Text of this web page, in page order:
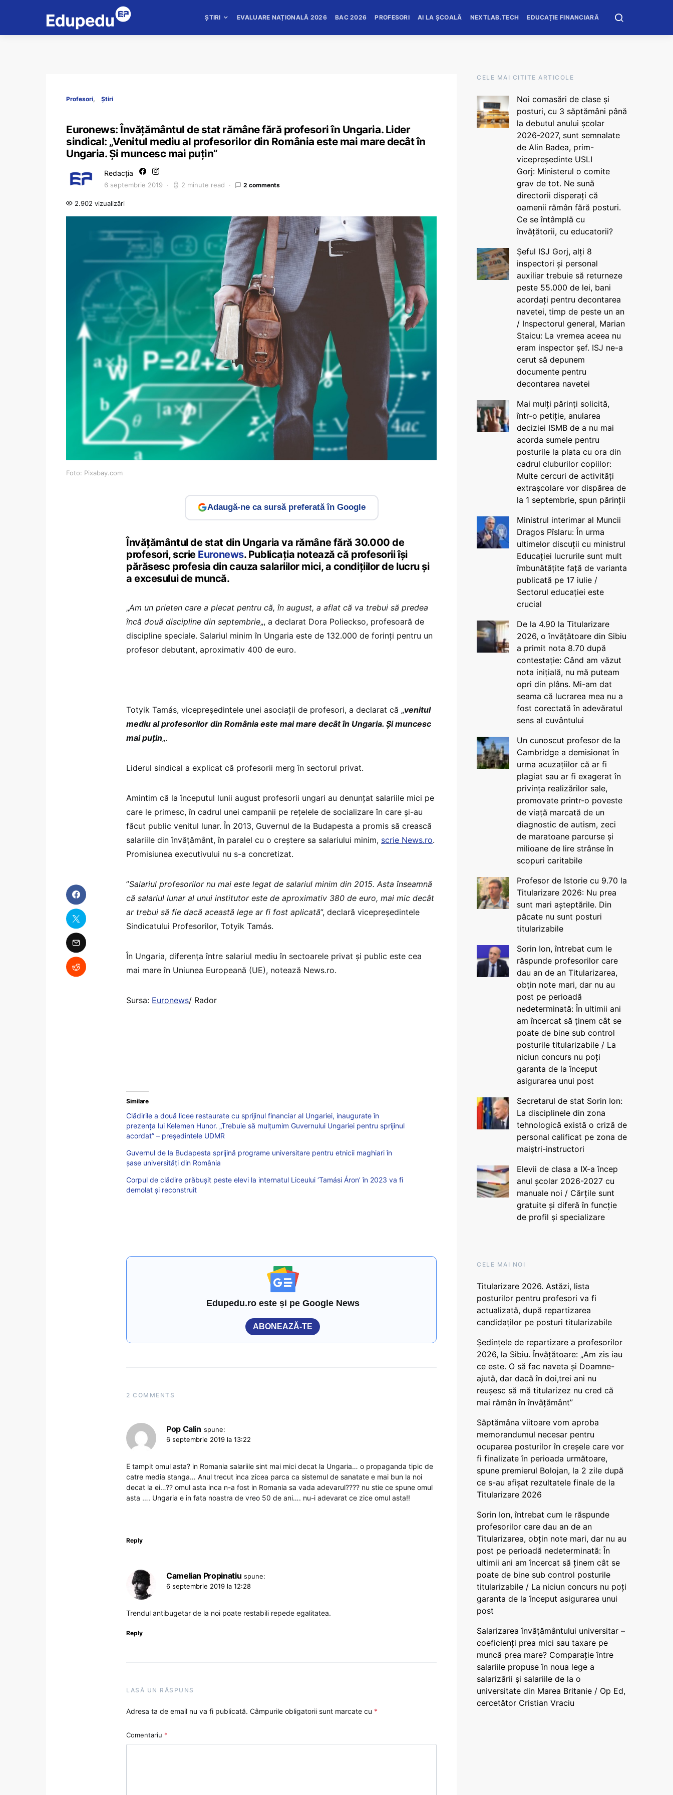
ȘTIRI EVALUARE NAȚIONALĂ 2026 BAC 2026 PROFESORI AI LA ȘCOALĂ NEXTLAB.TECH EDUCAȚIE FINANCIARĂ
Profesori Știri
Euronews: Învățământul de stat rămâne fără profesori în Ungaria. Lider
sindical: „Venitul mediu al profesorilor din România este mai mare decât în
Ungaria. Și muncesc mai puțin”
Redacția
6 septembrie 2019 2 minute read 2 comments
2.902 vizualizări
Foto: Pixabay.com
Adaugă-ne ca sursă preferată în Google
Învățământul de stat din Ungaria va rămâne fără 30.000 de
profesori, scrie Euronews. Publicația notează că profesorii își
părăsesc profesia din cauza salariilor mici, a condițiilor de lucru și
a excesului de muncă.
„Am un prieten care a plecat pentru că, în august, a aflat că va trebui să predea
încă două discipline din septembrie„, a declarat Dora Polieckso, profesoară de
discipline speciale. Salariul minim în Ungaria este de 132.000 de forinți pentru un
profesor debutant, aproximativ 400 de euro.
Totyik Tamás, vicepreşedintele unei asociații de profesori, a declarat că „venitul
mediu al profesorilor din România este mai mare decât în Ungaria. Și muncesc
mai puțin„.
Liderul sindical a explicat că profesorii merg în sectorul privat.
Amintim că la începutul lunii august profesorii ungari au denunțat salariile mici pe
care le primesc, în cadrul unei campanii pe rețelele de socializare în care şi-au
făcut public venitul lunar. În 2013, Guvernul de la Budapesta a promis să crească
salariile din învățământ, în paralel cu o creştere sa salariului minim, scrie News.ro.
Promisiunea executivului nu s-a concretizat.
”Salariul profesorilor nu mai este legat de salariul minim din 2015. Asta înseamnă
că salariul lunar al unui institutor este de aproximativ 380 de euro, mai mic decât
ar trebui să fie dacă această lege ar fi fost aplicată”, declară vicepreşedintele
Sindicatului Profesorilor, Totyik Tamás.
În Ungaria, diferența între salariul mediu în sectoarele privat şi public este cea
mai mare în Uniunea Europeană (UE), notează News.ro.
Sursa: Euronews/ Rador
Similare
Clădirile a două licee restaurate cu sprijinul financiar al Ungariei, inaugurate în
prezența lui Kelemen Hunor. „Trebuie să mulțumim Guvernului Ungariei pentru sprijinul
acordat” – președintele UDMR
Guvernul de la Budapesta sprijină programe universitare pentru etnicii maghiari în
șase universități din România
Corpul de clădire prăbuşit peste elevi la internatul Liceului ‘Tamási Áron’ în 2023 va fi
demolat şi reconstruit
Edupedu.ro este și pe Google News
ABONEAZĂ-TE
2 COMMENTS
Pop Calin spune:
6 septembrie 2019 la 13:22
E tampit omul asta? in Romania salariile sint mai mici decat la Ungaria… o propaganda tipic de
catre media stanga… Anul trecut inca zicea parca ca sistemul de sanatate e mai bun la noi
decat la ei…?? omul asta inca n-a fost in Romania sa vada adevarul???? nu stie ce spune omul
asta …. Ungaria e in fata noastra de vreo 50 de ani…. nu-i adevarat ce zice omul asta!!
Reply
Camelian Propinatiu spune:
6 septembrie 2019 la 12:28
Trendul antibugetar de la noi poate restabili repede egalitatea.
Reply
LASĂ UN RĂSPUNS
Adresa ta de email nu va fi publicată. Câmpurile obligatorii sunt marcate cu *
Comentariu *
CELE MAI CITITE ARTICOLE
Noi comasări de clase și
posturi, cu 3 săptămâni până
la debutul anului școlar
2026-2027, sunt semnalate
de Alin Badea, prim-
vicepreședinte USLI
Gorj: Ministerul o comite
grav de tot. Ne sună
directorii disperați că
oamenii rămân fără posturi.
Ce se întâmplă cu
învățătorii, cu educatorii?
Șeful ISJ Gorj, alți 8
inspectori și personal
auxiliar trebuie să returneze
peste 55.000 de lei, bani
acordați pentru decontarea
navetei, timp de peste un an
/ Inspectorul general, Marian
Staicu: La vremea aceea nu
eram inspector șef. ISJ ne-a
cerut să depunem
documente pentru
decontarea navetei
Mai mulți părinți solicită,
într-o petiție, anularea
deciziei ISMB de a nu mai
acorda sumele pentru
posturile la plata cu ora din
cadrul cluburilor copiilor:
Multe cercuri de activități
extrașcolare vor dispărea de
la 1 septembrie, spun părinții
Ministrul interimar al Muncii
Dragos Pîslaru: În urma
ultimelor discuții cu ministrul
Educației lucrurile sunt mult
îmbunătățite față de varianta
publicată pe 17 iulie /
Sectorul educației este
crucial
De la 4.90 la Titularizare
2026, o învățătoare din Sibiu
a primit nota 8.70 după
contestație: Când am văzut
nota inițială, nu mă puteam
opri din plâns. Mi-am dat
seama că lucrarea mea nu a
fost corectată în adevăratul
sens al cuvântului
Un cunoscut profesor de la
Cambridge a demisionat în
urma acuzațiilor că ar fi
plagiat sau ar fi exagerat în
privința realizărilor sale,
promovate printr-o poveste
de viață marcată de un
diagnostic de autism, zeci
de maratoane parcurse și
milioane de lire strânse în
scopuri caritabile
Profesor de Istorie cu 9.70 la
Titularizare 2026: Nu prea
sunt mari așteptările. Din
păcate nu sunt posturi
titularizabile
Sorin Ion, întrebat cum le
răspunde profesorilor care
dau an de an Titularizarea,
obțin note mari, dar nu au
post pe perioadă
nedeterminată: În ultimii ani
am încercat să ținem cât se
poate de bine sub control
posturile titularizabile / La
niciun concurs nu poți
garanta de la început
asigurarea unui post
Secretarul de stat Sorin Ion:
La disciplinele din zona
tehnologică există o criză de
personal calificat pe zona de
maiștri-instructori
Elevii de clasa a IX-a încep
anul școlar 2026-2027 cu
manuale noi / Cărțile sunt
gratuite și diferă în funcție
de profil și specializare
CELE MAI NOI
Titularizare 2026. Astăzi, lista
posturilor pentru profesori va fi
actualizată, după repartizarea
candidaților pe posturi titularizabile
Ședințele de repartizare a profesorilor
2026, la Sibiu. Învățătoare: „Am zis iau
ce este. O să fac naveta și Doamne-
ajută, dar dacă în doi,trei ani nu
reușesc să mă titularizez nu cred că
mai rămân în învățământ”
Săptămâna viitoare vom aproba
memorandumul necesar pentru
ocuparea posturilor în creșele care vor
fi finalizate în perioada următoare,
spune premierul Bolojan, la 2 zile după
ce s-au afișat rezultatele finale de la
Titularizare 2026
Sorin Ion, întrebat cum le răspunde
profesorilor care dau an de an
Titularizarea, obțin note mari, dar nu au
post pe perioadă nedeterminată: În
ultimii ani am încercat să ținem cât se
poate de bine sub control posturile
titularizabile / La niciun concurs nu poți
garanta de la început asigurarea unui
post
Salarizarea învățământului universitar –
coeficienți prea mici sau taxare pe
muncă prea mare? Comparație între
salariile propuse în noua lege a
salarizării și salariile de la o
universitate din Marea Britanie / Op Ed,
cercetător Cristian Vraciu